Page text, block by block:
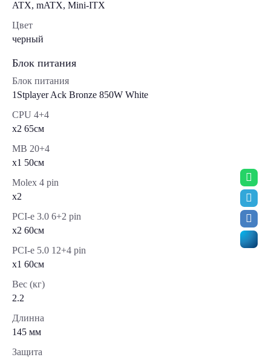
ATX, mATX, Mini-ITX
Цвет
черный
Блок питания
Блок питания
1Stplayer Ack Bronze 850W White
CPU 4+4
x2 65см
MB 20+4
x1 50см
Molex 4 pin
x2
PCI-e 3.0 6+2 pin
x2 60см
PCI-e 5.0 12+4 pin
x1 60cм
Вес (кг)
2.2
Длинна
145 мм
Защита